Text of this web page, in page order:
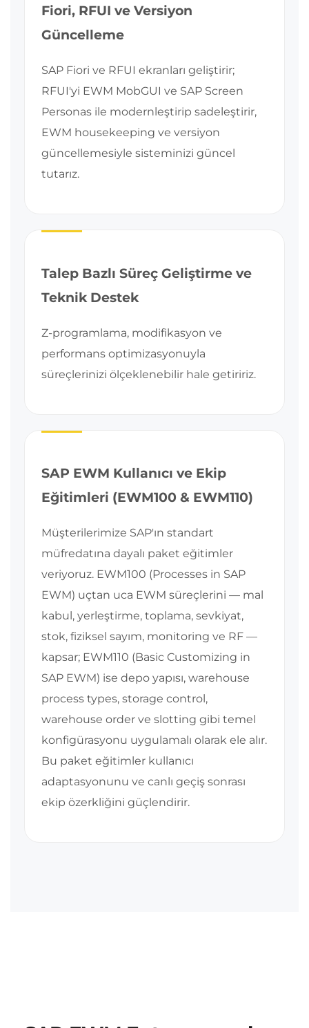
Fiori, RFUI ve Versiyon
Güncelleme
SAP Fiori ve RFUI ekranları geliştirir;
RFUI'yi EWM MobGUI ve SAP Screen
Personas ile modernleştirip sadeleştirir,
EWM housekeeping ve versiyon
güncellemesiyle sisteminizi güncel
tutarız.
Talep Bazlı Süreç Geliştirme ve
Teknik Destek
Z-programlama, modifikasyon ve
performans optimizasyonuyla
süreçlerinizi ölçeklenebilir hale getiririz.
SAP EWM Kullanıcı ve Ekip
Eğitimleri (EWM100 & EWM110)
Müşterilerimize SAP'ın standart
müfredatına dayalı paket eğitimler
veriyoruz. EWM100 (Processes in SAP
EWM) uçtan uca EWM süreçlerini — mal
kabul, yerleştirme, toplama, sevkiyat,
stok, fiziksel sayım, monitoring ve RF —
kapsar; EWM110 (Basic Customizing in
SAP EWM) ise depo yapısı, warehouse
process types, storage control,
warehouse order ve slotting gibi temel
konfigürasyonu uygulamalı olarak ele alır.
Bu paket eğitimler kullanıcı
adaptasyonunu ve canlı geçiş sonrası
ekip özerkliğini güçlendirir.